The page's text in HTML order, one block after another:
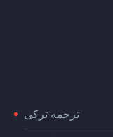
ترجمه ترکی